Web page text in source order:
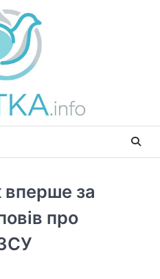
вперше за
про